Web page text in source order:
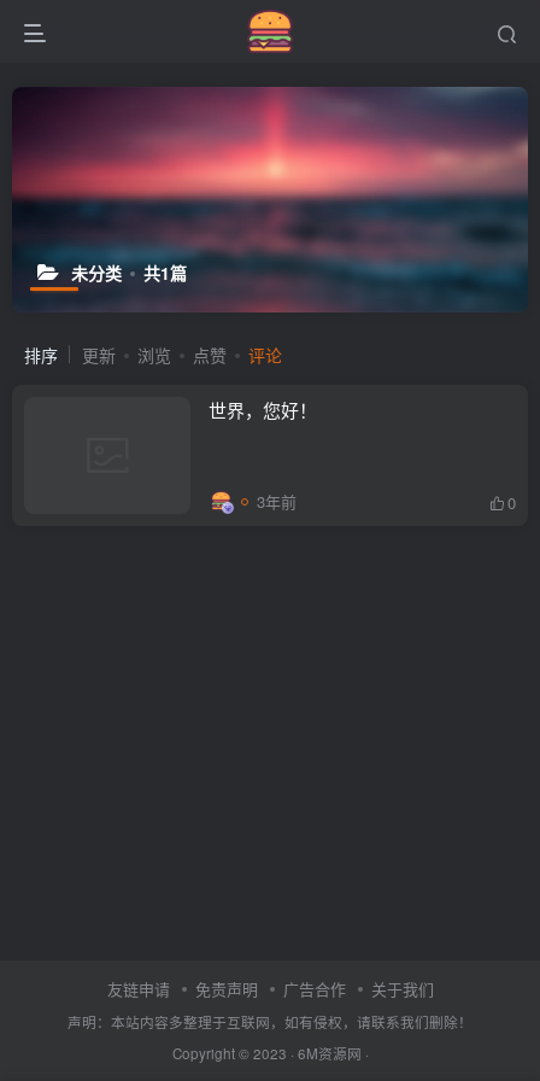
未分类 共1篇
排序 更新 浏览 点赞 评论
世界，您好！
3年前 0
友链申请 免责声明 广告合作 关于我们
声明：本站内容多整理于互联网，如有侵权，请联系我们删除！
Copyright © 2023 · 6M资源网 ·